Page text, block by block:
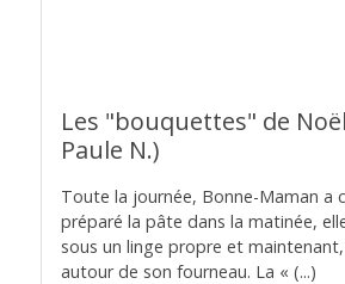
Les "bouquettes" de
Paule N.)
Toute la journée, Bonne-Maman a
préparé la pâte dans la matinée,
sous un linge propre et maintenant,
autour de son fourneau. La « (...)